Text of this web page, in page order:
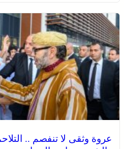
عروة وثقى لا تنفصم ..